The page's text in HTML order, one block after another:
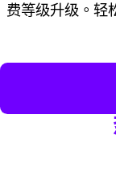
费等级升级。轻